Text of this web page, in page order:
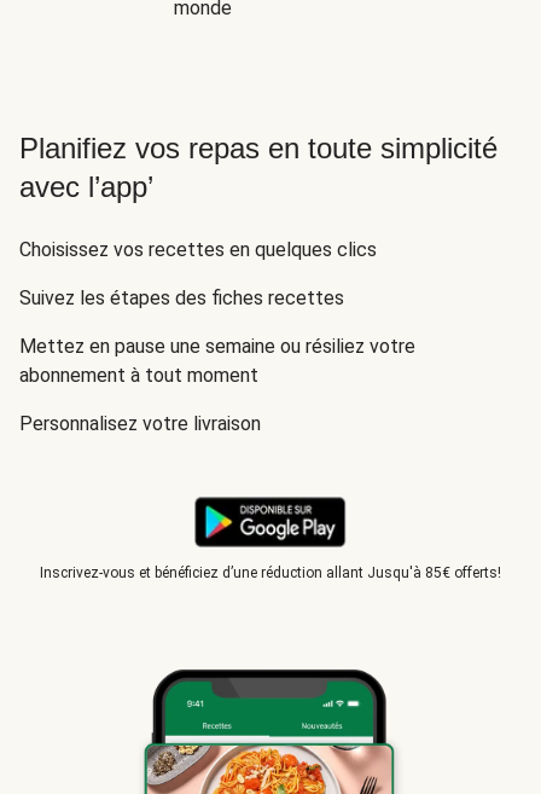
monde
Planifiez vos repas en toute simplicité
avec l’app’
Choisissez vos recettes en quelques clics
Suivez les étapes des fiches recettes
Mettez en pause une semaine ou résiliez votre
abonnement à tout moment
Personnalisez votre livraison
Inscrivez-vous et bénéficiez d’une réduction allant Jusqu'à 85€ offerts!